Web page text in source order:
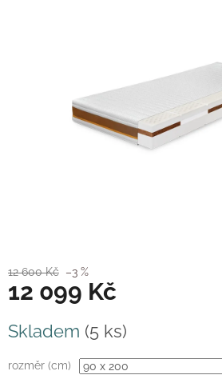
12 600 Kč –3 %
12 099 Kč
cena:
Skladem (5 ks)
rozměr (cm)